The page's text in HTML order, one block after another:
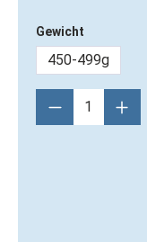
Gewicht
450-499g